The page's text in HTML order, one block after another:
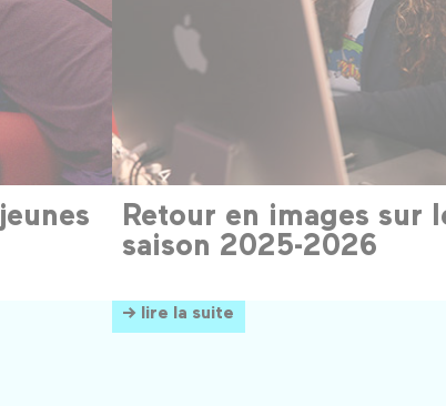
Retour en images sur
saison 2025-2026
→ lire la suite